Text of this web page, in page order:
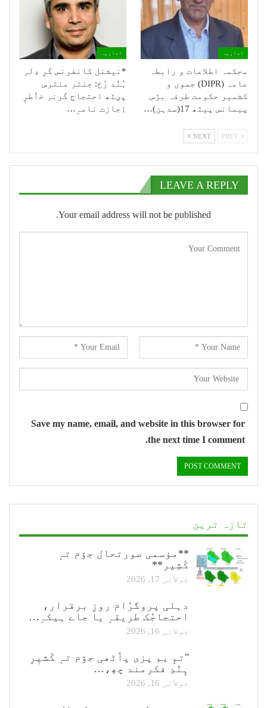
اداریہ
محکمہ اطلاعات و رابطہ
عامہ (DIPR) جموں و
کشمیر حکومت طرفہ بڑس
پیمانس پیٹھ 17(سدہن)…
اداریہ
*نیشنل کانفرنس کَرِ دِلہِ
ہُنٛد رُخ: جنتر منترس
پؠٹھ احتجاج کَرنہِ خٲطرٕ
اِجازت نامہٕ…
NEXT
LEAVE A REPLY
Your email address will not be published.
Save my name, email, and website in this browser for
the next time I comment.
تازہ ترین
**مؤسمی صورتحال جۆم تہٕ
کٔشِیر**
جولائی 17, 2026
دہلی پروگرٛام روزِ برقرار،
احتجاجُک طریقہٕ یا جاے ہیکہِ…
جولائی 16, 2026
"تمِ یم پزی پٲٹھی جۆم تہٕ کٔشیٖرِ
ہٕنٛدِ فکرمند چھِ،…
جولائی 16, 2026